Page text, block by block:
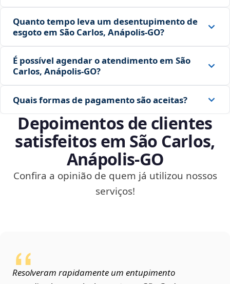
Quanto tempo leva um desentupimento de
esgoto em São Carlos, Anápolis‑GO?
É possível agendar o atendimento em São
Carlos, Anápolis‑GO?
Quais formas de pagamento são aceitas?
Depoimentos de clientes
satisfeitos em São Carlos,
Anápolis‑GO
Confira a opinião de quem já utilizou nossos
serviços!
Resolveram rapidamente um entupimento